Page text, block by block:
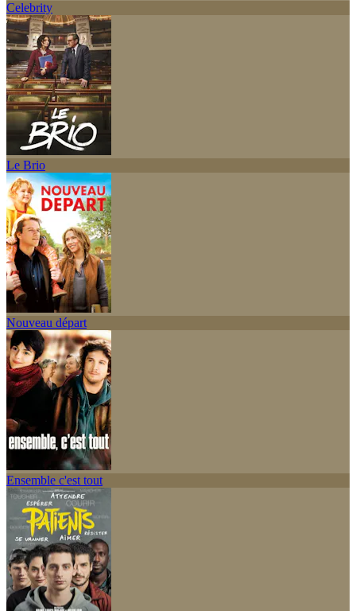
Celebrity
Le Brio
Nouveau départ
Ensemble c'est tout